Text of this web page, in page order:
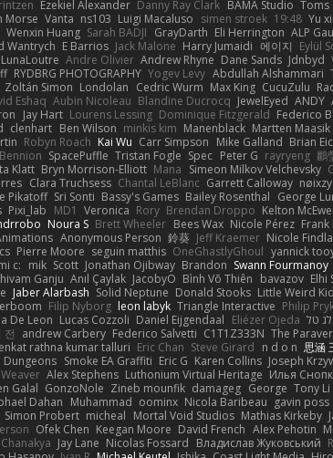
Ezekiel Alexander Danny Ray Clark BAMA Studio Toms
Morse Vanta ns103 Luigi Macaluso simen stroek 19:48 Yu
Wenxin Huang Sarah BADJI GrayDarth Eli Herrington ALP
Wantrych E Barrios Jack Malone Harry Jumaidi 에이지 Eylül
LunaLoutre Andre Olivier Andrew Rhyne Dane Sands Jdnbyd
RYDBRG PHOTOGRAPHY Yogev Levy Abdullah Alshammari
Zoltán Simon Londolan Cedric Wurm Max King CucuZulu
Eshaq Aubin Nicoleau Blandine Ducrocq JewelEyed ANDY
Jay Hart Lourens Lessing Dominique Fitzgerald Federico
clenhart Ben Wilson minkis kim Manenblack Martten Maasik
Robyn Roach Kai Wu Carr Simpson Mike Galland Brian
SpacePuffle Tristan Fogle Spec Peter G rayryeng 鸝
Klatt Bryn Morrison-Elliott Mana Simeon Milkov Velchevsky
Clara Truchsess Chantal LeBlanc Garrett Calloway nøixzy
Pikatoff Sri Sonti Bassy's Games Bailey Rosenthal George
Pixi_lab MD1 Veronica Rory Brendan Droppo Kelton
Noura S Brett Wheeler Bees Wax Nicole Pérez
Anonymous Person 鈴葵 Jeff Kraemer Nicole
Pierre Moore seguin matthis OneGhastlyGhoul yannick
c: mik Scott Jonathan Ojibway Brandon Swann Fourmanoy
Ganju Anıl Çaylak JacobyO Bình Võ Thiên bavazov Elhi
Jaber Alarbash Solid Neptune Donald Stooks Little Weird
Filip Nyborg leon labyk Triangle Interactive Philip
De Leon Lucas Cozzoli Daniel Eijgendaal Eliézer Ojeda טל
전 andrew Carbery Federico Salvetti C1T1Z333N The
rathna kumar talluri Eric Chan Steve Girard n d o n 思涵
Dungeons Smoke EA Graffiti Eric G Karen Collins Joseph
Alex Stephens Luthonium Virtual Heritage Илья
Galal GonzoNole Zineb mounfik damageg George Tony Li
Dahan Muhammad oominx Nicola Baribeau gavin poss
Simon Probert micheal Mortal Void Studios Mathias Kirkeby
Ofek Chen Keegan Moore David French Alex Pehotin
Chanakya Jay Lane Nicolas Fossard Владислав Жуковський